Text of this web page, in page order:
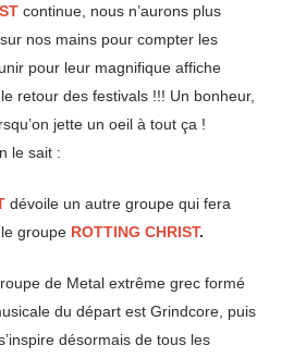
continue, nous n’aurons plus
nos mains pour compter les
pour leur magnifique affiche
retour des festivals !!! Un bonheur,
jette un oeil à tout ça !
le sait :
dévoile un autre groupe qui fera
groupe ROTTING CHRIST.
de Metal extrême grec formé
du départ est Grindcore, puis
désormais de tous les